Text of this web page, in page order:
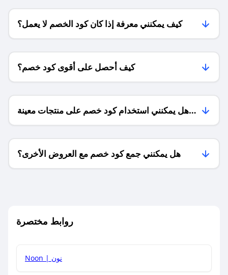
كيف يمكنني معرفة إذا كان كود الخصم لا يعمل؟
كيف أحصل على أقوى كود خصم؟
هل يمكنني استخدام كود خصم على منتجات معينة
فقط؟
هل يمكنني جمع كود خصم مع العروض الأخرى؟
روابط مختصرة
Noon | نون